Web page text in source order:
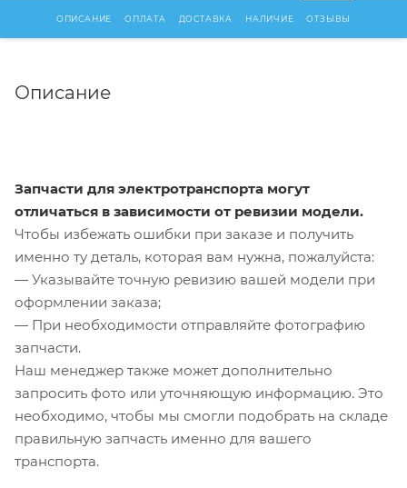
ОПИСАНИЕ ОПЛАТА ДОСТАВКА НАЛИЧИЕ ОТЗЫВЫ
Описание
Запчасти для электротранспорта могут
отличаться в зависимости от ревизии модели.
Чтобы избежать ошибки при заказе и получить
именно ту деталь, которая вам нужна, пожалуйста:
— Указывайте точную ревизию вашей модели при
оформлении заказа;
— При необходимости отправляйте фотографию
запчасти.
Наш менеджер также может дополнительно
запросить фото или уточняющую информацию. Это
необходимо, чтобы мы смогли подобрать на складе
правильную запчасть именно для вашего
транспорта.